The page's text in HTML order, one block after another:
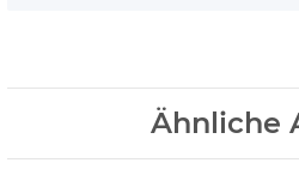
Ähnliche